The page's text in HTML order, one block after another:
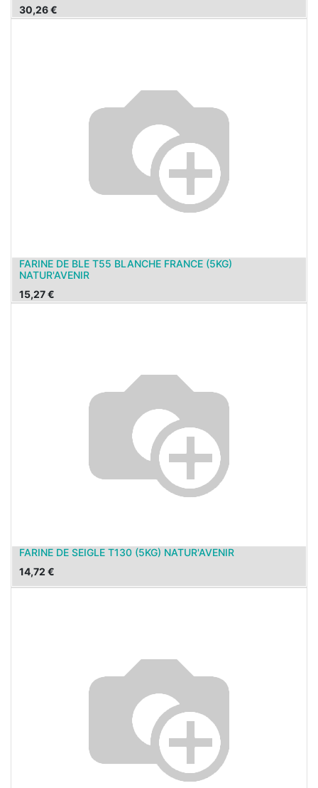
30,26€
FARINE DE BLE T55 BLANCHE FRANCE (5KG)
NATUR'AVENIR
15,27€
FARINE DE SEIGLE T130 (5KG) NATUR'AVENIR
14,72 €